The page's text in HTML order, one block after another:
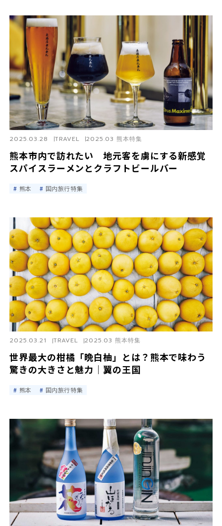
熊本市内で訪れたい 地元客を虜にする新感覚
スパイスラーメンとクラフトビールバー
2025.03.28 TRAVEL 2025.03 熊本特集
熊本 国内旅行特集
世界最大の柑橘「晩白柚」とは？熊本で味わう
驚きの大きさと魅力｜翼の王国
2025.03.21 TRAVEL 2025.03 熊本特集
熊本 国内旅行特集